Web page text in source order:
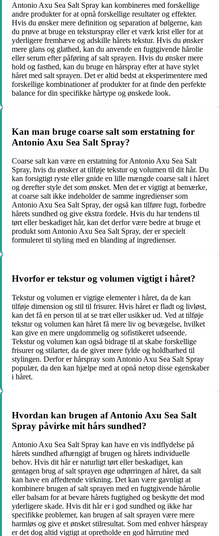
Antonio Axu Sea Salt Spray kan kombineres med forskellige
andre produkter for at opnå forskellige resultater og effekter.
Hvis du ønsker mere definition og separation af bølgerne, kan
du prøve at bruge en teksturspray eller et værk krist eller for at
yderligere fremhæve og adskille hårets tekstur. Hvis du ønsker
mere glans og glathed, kan du anvende en fugtgivende hårolie
eller serum efter påføring af salt sprayen. Hvis du ønsker mere
hold og fasthed, kan du bruge en hårspray efter at have stylet
håret med salt sprayen. Det er altid bedst at eksperimentere med
forskellige kombinationer af produkter for at finde den perfekte
balance for din specifikke hårtype og ønskede look.
Kan man bruge coarse salt som erstatning for
Antonio Axu Sea Salt Spray?
Coarse salt kan være en erstatning for Antonio Axu Sea Salt
Spray, hvis du ønsker at tilføje tekstur og volumen til dit hår. Du
kan forsigtigt ryste eller gnide en lille mængde coarse salt i håret
og derefter style det som ønsket. Men det er vigtigt at bemærke,
at coarse salt ikke indeholder de samme ingredienser som
Antonio Axu Sea Salt Spray, der også kan tilføre fugt, forbedre
hårets sundhed og give ekstra fordele. Hvis du har tendens til
tørt eller beskadiget hår, kan det derfor være bedre at bruge et
produkt som Antonio Axu Sea Salt Spray, der er specielt
formuleret til styling med en blanding af ingredienser.
Hvorfor er tekstur og volumen vigtigt i håret?
Tekstur og volumen er vigtige elementer i håret, da de kan
tilføje dimension og stil til frisurer. Hvis håret er fladt og livløst,
kan det få en person til at se træt eller usikker ud. Ved at tilføje
tekstur og volumen kan håret få mere liv og bevægelse, hvilket
kan give en mere ungdommelig og sofistikeret udseende.
Tekstur og volumen kan også bidrage til at skabe forskellige
frisurer og stilarter, da de giver mere fylde og holdbarhed til
stylingen. Derfor er hårspray som Antonio Axu Sea Salt Spray
populær, da den kan hjælpe med at opnå netop disse egenskaber
i håret.
Hvordan kan brugen af Antonio Axu Sea Salt
Spray påvirke mit hårs sundhed?
Antonio Axu Sea Salt Spray kan have en vis indflydelse på
hårets sundhed afhængigt af brugen og hårets individuelle
behov. Hvis dit hår er naturligt tørt eller beskadiget, kan
gentagen brug af salt sprayen øge udtørringen af håret, da salt
kan have en affedtende virkning. Det kan være gavnligt at
kombinere brugen af salt sprayen med en fugtgivende hårolie
eller balsam for at bevare hårets fugtighed og beskytte det mod
yderligere skade. Hvis dit hår er i god sundhed og ikke har
specifikke problemer, kan brugen af salt sprayen være mere
harmløs og give et ønsket stilresultat. Som med enhver hårspray
er det dog altid vigtigt at opretholde en god hårrutine med